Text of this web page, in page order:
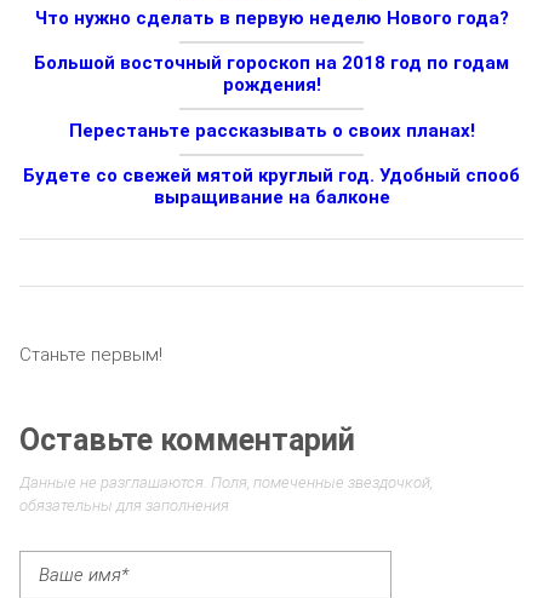
Что нужно сделать в первую неделю Нового года?
Большой восточный гороскоп на 2018 год по годам
рождения!
Перестаньте рассказывать о своих планах!
Будете со свежей мятой круглый год. Удобный спооб
выращивание на балконе
Станьте первым!
Оставьте комментарий
Данные не разглашаются. Поля, помеченные звездочкой,
обязательны для заполнения